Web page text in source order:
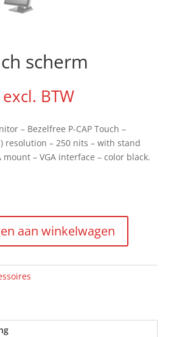
scherm
excl. BTW
– Bezelfree P-CAP Touch –
resolution – 250 nits – with stand
mount – VGA interface – color black.
aan winkelwagen